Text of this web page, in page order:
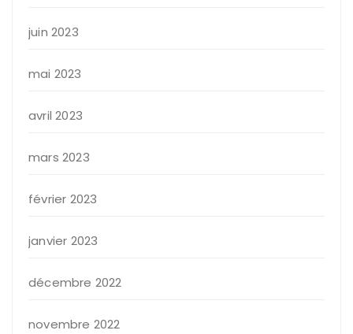
juin 2023
mai 2023
avril 2023
mars 2023
février 2023
janvier 2023
décembre 2022
novembre 2022